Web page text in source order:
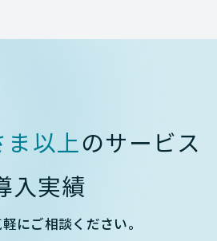
ま以上のサービス
入実績
にご相談ください。